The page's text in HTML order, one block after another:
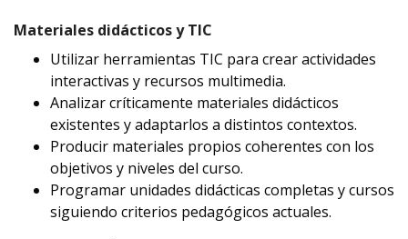
Materiales didácticos y TIC
Utilizar herramientas TIC para crear actividades
interactivas y recursos multimedia.
Analizar críticamente materiales didácticos
existentes y adaptarlos a distintos contextos.
Producir materiales propios coherentes con los
objetivos y niveles del curso.
Programar unidades didácticas completas y cursos
siguiendo criterios pedagógicos actuales.